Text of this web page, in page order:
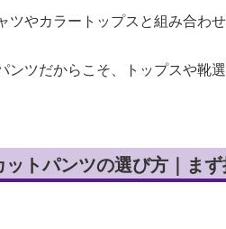
ツやカラートップスと組み合わ
ンツだからこそ、トップスや靴
トパンツの選び方｜ま